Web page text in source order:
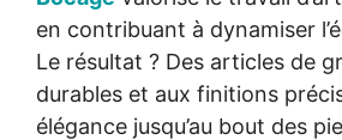
en contribuant à dynamiser
Le résultat ? Des articles de
durables et aux finitions
élégance jusqu’au bout des